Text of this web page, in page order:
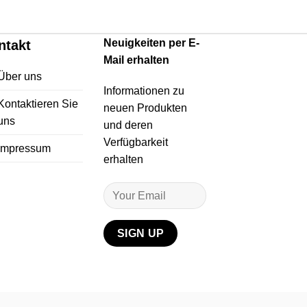
uns
Sie
Neuigkeiten per E-
Mail erhalten
Informationen zu
neuen Produkten
und deren
Verfügbarkeit
erhalten